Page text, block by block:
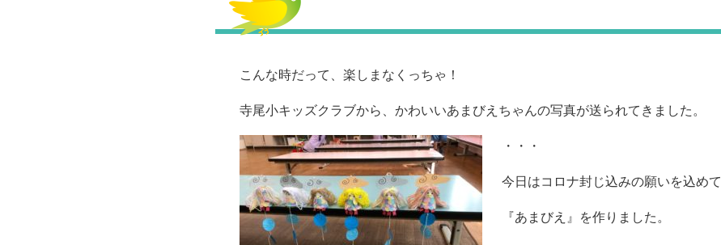
こんな時だって、楽しまなくっちゃ！
寺尾小キッズクラブから、かわいいあまびえちゃんの写真が送られてきました。
・・・
今日はコロナ封じ込みの願いを込めて
『あまびえ』を作りました。